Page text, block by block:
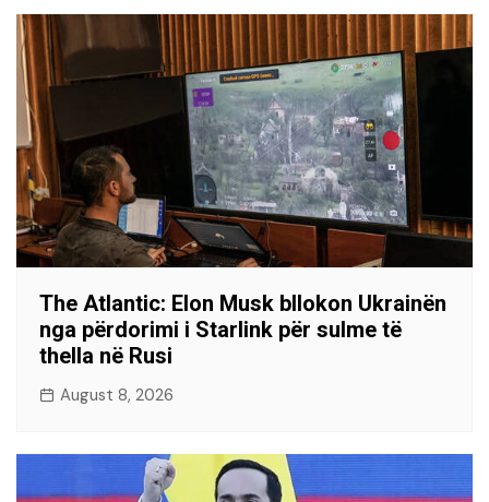
The Atlantic: Elon Musk bllokon Ukrainën
nga përdorimi i Starlink për sulme të
thella në Rusi
August 8, 2026